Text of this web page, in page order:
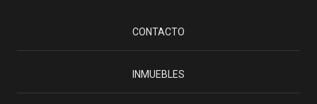
CONTACTO
INMUEBLES